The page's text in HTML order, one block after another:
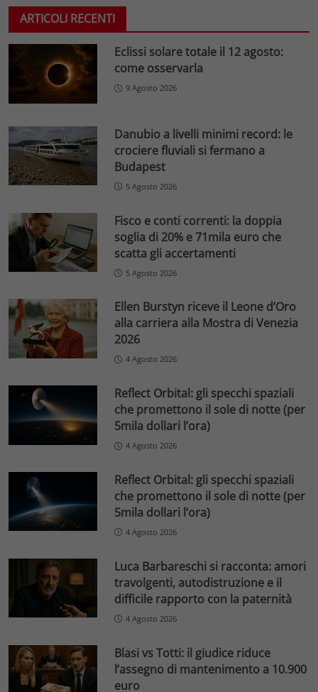
ARTICOLI RECENTI
Eclissi solare totale il 12 agosto:
come osservarla
9 Agosto 2026
Danubio a livelli minimi record: le
crociere fluviali si fermano a
Budapest
5 Agosto 2026
Fisco e conti correnti: la doppia
soglia di 20% e 71mila euro che
scatta gli accertamenti
5 Agosto 2026
Ellen Burstyn riceve il Leone d’Oro
alla carriera alla Mostra di Venezia
2026
4 Agosto 2026
Reflect Orbital: gli specchi spaziali
che promettono il sole di notte (per
5mila dollari l’ora)
4 Agosto 2026
Reflect Orbital: gli specchi spaziali
che promettono il sole di notte (per
5mila dollari l’ora)
4 Agosto 2026
Luca Barbareschi si racconta: amori
travolgenti, autodistruzione e il
difficile rapporto con la paternità
4 Agosto 2026
Blasi vs Totti: il giudice riduce
l’assegno di mantenimento a 10.900
euro